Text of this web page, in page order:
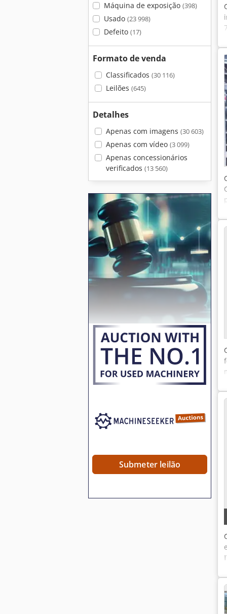
Máquina de exposição (398)
Usado (23 998)
Defeito (17)
Formato de venda
Classificados (30 116)
Leilões (645)
Detalhes
Apenas com imagens (30 603)
Apenas com vídeo (3 099)
Apenas concessionários
verificados (13 560)
Submeter leilão